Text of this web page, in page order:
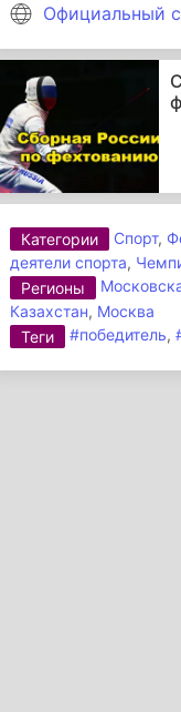
Официальный
Категории Спорт,
деятели спорта,
Регионы
Казахстан, Москва
Теги
#победитель,